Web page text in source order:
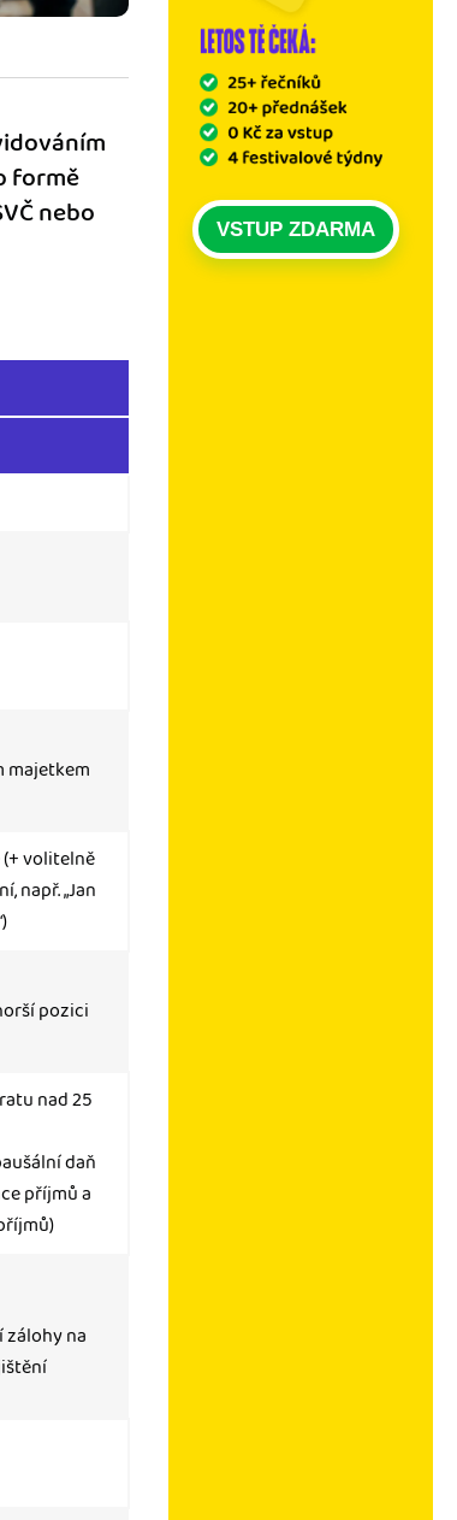
VSTUP ZDARMA
formě
nebo
majetkem
volitelně
např. „Jan
pozici
nad 25
daň
příjmů a
na